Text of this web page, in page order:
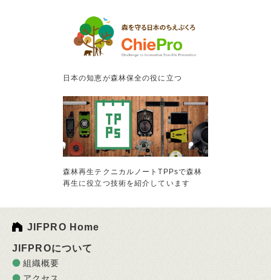
日本の知恵が森林保全の役に立つ
森林再生テクニカルノートTPPsで森林
再生に役立つ技術を紹介しています
JIFPRO Home
JIFPROについて
組織概要
アクセス